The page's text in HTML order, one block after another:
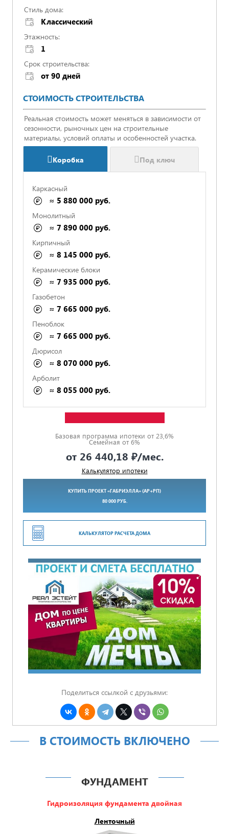
Стиль дома:
Классический
Этажность:
1
Срок строительства:
от 90 дней
СТОИМОСТЬ СТРОИТЕЛЬСТВА
Реальная стоимость может меняться в зависимости от
сезонности, рыночных цен на строительные
материалы, условий оплаты и особенностей участка.
Коробка Под ключ
Каркасный
≈ 5 880 000 руб.
Монолитный
≈ 7 890 000 руб.
Кирпичный
≈ 8 145 000 руб.
Керамические блоки
≈ 7 935 000 руб.
Газобетон
≈ 7 665 000 руб.
Пеноблок
≈ 7 665 000 руб.
Дюрисол
≈ 8 070 000 руб.
Арболит
≈ 8 055 000 руб.
Базовая программа ипотеки от 23,6%
Семейная от 6%
от 26 440,18 ₽/мес.
Калькулятор ипотеки
КУПИТЬ ПРОЕКТ «ГАБРИЭЛЛА» (АР+РП)
80 000 РУБ.
КАЛЬКУЛЯТОР РАСЧЕТА ДОМА
Поделиться ссылкой с друзьями:
В СТОИМОСТЬ ВКЛЮЧЕНО
ФУНДАМЕНТ
Гидроизоляция фундамента двойная
Ленточный